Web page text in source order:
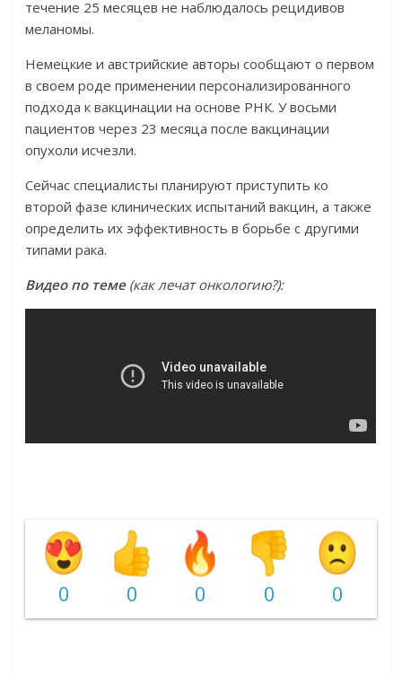
течение 25 месяцев не наблюдалось рецидивов
меланомы.
Немецкие и австрийские авторы сообщают о первом
в своем роде применении персонализированного
подхода к вакцинации на основе РНК. У восьми
пациентов через 23 месяца после вакцинации
опухоли исчезли.
Сейчас специалисты планируют приступить ко
второй фазе клинических испытаний вакцин, а также
определить их эффективность в борьбе с другими
типами рака.
Видео по теме(как лечат онкологию?):
0 0 0 0 0